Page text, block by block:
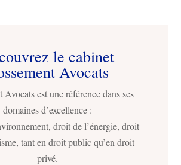
le cabinet
Avocats
Avocats est une référence dans ses
domaines d’excellence :
droit de l’énergie, droit
tant en droit public qu’en droit
privé.